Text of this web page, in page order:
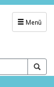
Menü